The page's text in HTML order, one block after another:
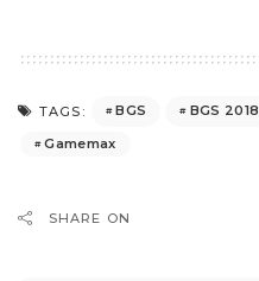
TAGS: BGS BGS 2018
Gamemax
SHARE ON